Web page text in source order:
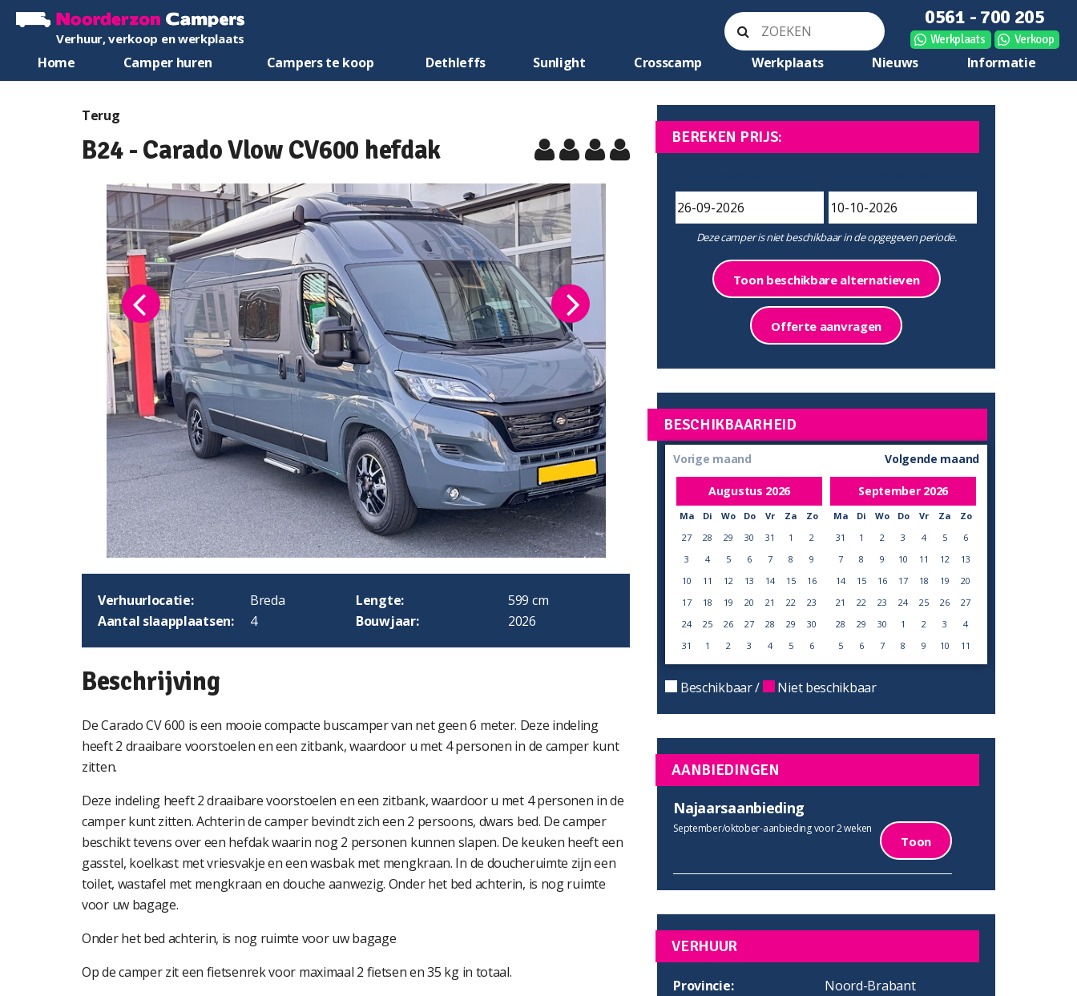
Verhuur, verkoop en werkplaats
0561 - 700 205
Werkplaats Verkoop
Home Camper huren Campers te koop Dethleffs Sunlight Crosscamp Werkplaats Nieuws Informatie
Terug
B24 - Carado Vlow CV600 hefdak
Verhuurlocatie: Breda Lengte:
599 cm
Aantal slaapplaatsen:
4 Bouwjaar: 2026
Beschrijving
De Carado CV 600 is een mooie compacte buscamper van net geen 6 meter. Deze indeling
heeft 2 draaibare voorstoelen en een zitbank, waardoor u met 4 personen in de camper kunt
zitten.
Deze indeling heeft 2 draaibare voorstoelen en een zitbank, waardoor u met 4 personen in de
camper kunt zitten. Achterin de camper bevindt zich een 2 persoons, dwars bed. De camper
beschikt tevens over een hefdak waarin nog 2 personen kunnen slapen. De keuken heeft een
gasstel, koelkast met vriesvakje en een wasbak met mengkraan. In de doucheruimte zijn een
toilet, wastafel met mengkraan en douche aanwezig. Onder het bed achterin, is nog ruimte
voor uw bagage.
Onder het bed achterin, is nog ruimte voor uw bagage
Op de camper zit een fietsenrek voor maximaal 2 fietsen en 35 kg in totaal.
BEREKEN PRIJS:
Deze camper is niet beschikbaar in de opgegeven periode.
Toon beschikbare alternatieven
Offerte aanvragen
BESCHIKBAARHEID
Vorige maand
Augustus 2026
Ma Di Wo Do Vr Za
Zo
27
28 29 30 31 1
2
3
4 5 6 7 8
9
10
11 12 13 14 15
16
17
18 19 20 21 22
23
24
25 26 27 28 29
30
31
1 2 3 4 5 6
Volgende maand
September 2026
Ma Di Wo Do Vr Za
Zo
31
1 2 3 4 5
6
7
8 9 10 11 12
13
14
15 16 17 18 19
20
21
22 23 24 25 26
27
28
29 30 1 2 3
4
5
6 7 8 9 10 11
Beschikbaar / Niet beschikbaar
AANBIEDINGEN
Najaarsaanbieding
September/oktober-aanbieding voor 2 weken
Toon
VERHUUR
Provincie:
Noord-Brabant